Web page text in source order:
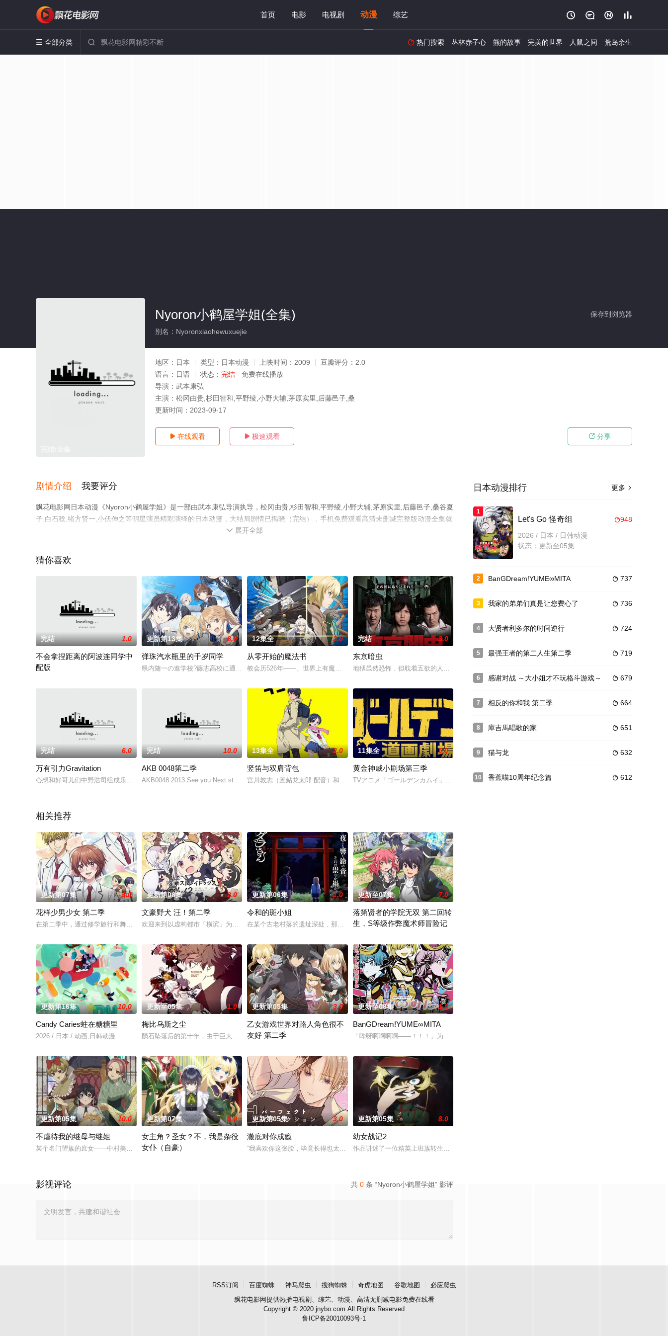
首页 电影 电视剧 动漫 综艺    
 全部分类   热门搜索 丛林赤子心 熊的故事 完美的世界 人鼠之间 荒岛余生
保存到浏览器
Nyoron小鹤屋学姐(全集)
别名：Nyoronxiaohewuxuejie
地区： 日本 类型： 日本动漫 上映时间： 2009 豆瓣评分： 2.0
语言： 日语 状态： 完结 - 免费在线播放
导演： 武本康弘
主演： 松冈由贵,杉田智和,平野绫,小野大辅,茅原实里,后藤邑子,桑
更新时间： 2023-09-17
 在线观看  极速观看  分享
剧情介绍 我要评分
飘花电影网日本动漫《Nyoron小鹤屋学姐》是一部由武本康弘导演执导，松冈由贵,杉田智和,平野绫,小野大辅,茅原实里,后藤邑子,桑谷夏
子,白石稔,绪方贤一,小伏伸之等明星演员精彩演绎的日本动漫，大结局剧情已揭晓（完结），手机免费观看高清未删减完整版动漫全集就
上飘花影院，更多相关信息可移步至豆瓣动漫、电视猫或剧情网等平台了解。
 展开全部
猜你喜欢
完结 1.0
不会拿捏距离的阿波连同学中
配版
更新第13集 8.0
弹珠汽水瓶里的千岁同学
県内随一の進学校?藤志高校に通う千歳朔。勉強、運動、コミュ力すべてがハイレベルで、良くも悪くも注目を集める彼の周りには、誰も
12集全 2.0
从零开始的魔法书
教会历526年——。世界上有魔女存在，“魔术”也得到普及。然而，世界还并未知晓“魔法”的存在。在这样的时代里，还有着被人们蔑
完结 3.0
东京暗虫
地狱虽然恐怖，但耽着五欲的人们，又何尝不是自愿前往地狱的。浪荡无业的大阪青年加藤亮（桐山涟 饰）欠
完结 6.0
万有引力Gravitation
心想和好哥儿们中野浩司组成乐团，由新堂愁一担任主唱且兼作词作曲，中野浩司担任吉他手。一天晚上，愁一打完工在回家的路上，遇见了
完结 10.0
AKB 0048第二季
AKB0048 2013 See you Next stage
13集全 2.0
竖笛与双肩背包
宫川敦志（置鲇龙太郎 配音）和宫川敦美（钉宫理惠 配音）是情同手足的兄妹，两人之间的感情十分深厚。敦志只是一个小学五年级的学
11集全 5.0
黄金神威小剧场第三季
TVアニメ「ゴールデンカムイ」を「おかわり」したいッ！本誌連載時の扉絵やコミックスのおまけを中心に
相关推荐
更新第07集 5.0
花样少男少女 第二季
在第二季中，通过修学旅行和舞会等在原作中广受欢迎的篇章，细腻地描绘了瑞稀、佐野、中津三人之间的情感发展。此外，佐野的弟弟·森
更新第06集 2.0
文豪野犬 汪！第二季
欢迎来到以虚构都市「横滨」为舞台，一众如同疯跑乱咬、四处乱窜的迷途犬们，热热闹闹、鸡飞狗跳的日常世界！ 依旧针锋相对、冲突不
更新第06集 1.0
令和的斑小姐
在某个古老村落的遗址深处，那一片禁止入内的区域里，存在着被口口相传为“窥之生厄、亵之招祟”的“不可触碰之物”。世代担任山神守
更新至07集 7.0
落第贤者的学院无双 第二回转
生，S等级作弊魔术师冒险记
更新第16集 10.0
Candy Caries蛀在糖糖里
2026 / 日本 / 动画,日韩动漫
更新至05集 1.0
梅比乌斯之尘
陨石坠落后的第十年，由于巨大结晶释放出的神秘粒子“梅比乌斯之尘”的影响，一部分孩子获得了名为“拉姆斯”的特殊能力。这些特殊能
更新第05集 3.0
乙女游戏世界对路人角色很不
友好 第二季
更新至08集 1.0
BanGDream!YUME∞MITA
「哔呀啊啊啊啊——！！！」为了乐团出道而突然集结的团员们！虽然每个人都拥有耀眼夺目的个性与实力，
更新第05集 10.0
不虐待我的继母与继姐
某个名门望族的庶女——中村美冶，原本与母亲两人过着虽清贫却幸福的生活。然而有一天，她深爱的母亲去世了，美冶被鸿藏家族的本家收
更新第07集 8.0
女主角？圣女？不，我是杂役
女仆（自豪）
更新第05集 3.0
澈底对你成瘾
“我喜欢你这张脸，毕竟长得也太好看了吧。” 明仁是个颜控、私生活风流不羁的大学生，偏偏看不顺眼长相貌美、却总是一副高冷疏离模
更新第05集 8.0
幼女战记2
作品讲述了一位精英上班族转生至战火纷飞的异世界，成为少女谭雅·提古雷查夫，并凭借前世的理智与知识
共 0 条 “Nyoron小鹤屋学姐” 影评
影视评论
更多 
日本动漫排行
1
948
Let's Go 怪奇组
2026 / 日本 / 日韩动漫
状态：更新至05集
2  737
BanGDream!YUME∞MITA
3  736
我家的弟弟们真是让您费心了
4  724
大贤者利多尔的时间逆行
5  719
最强王者的第二人生第二季
6  679
感谢对战 ～大小姐才不玩格斗游戏～
7  664
相反的你和我 第二季
8  651
庫吉馬唱歌的家
9  632
猫与龙
10  612
香蕉喵10周年纪念篇
RSS订阅 百度蜘蛛 神马爬虫 搜狗蜘蛛 奇虎地图 谷歌地图
必应爬虫
飘花电影网提供热播电视剧、综艺、动漫、高清无删减电影免费在线看
Copyright © 2020 jnybo.com All Rights Reserved
鲁ICP备20010093号-1